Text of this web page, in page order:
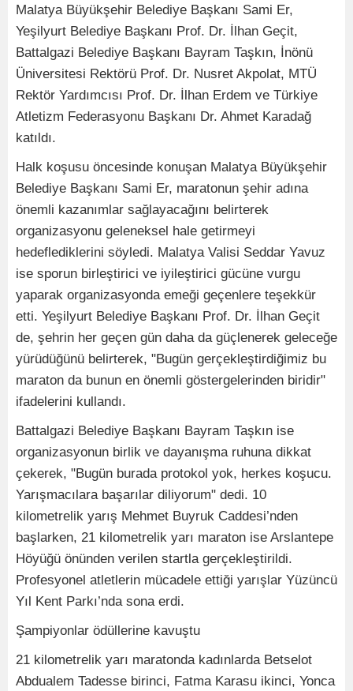
Malatya Büyükşehir Belediye Başkanı Sami Er,
Yeşilyurt Belediye Başkanı Prof. Dr. İlhan Geçit,
Battalgazi Belediye Başkanı Bayram Taşkın, İnönü
Üniversitesi Rektörü Prof. Dr. Nusret Akpolat, MTÜ
Rektör Yardımcısı Prof. Dr. İlhan Erdem ve Türkiye
Atletizm Federasyonu Başkanı Dr. Ahmet Karadağ
katıldı.
Halk koşusu öncesinde konuşan Malatya Büyükşehir
Belediye Başkanı Sami Er, maratonun şehir adına
önemli kazanımlar sağlayacağını belirterek
organizasyonu geleneksel hale getirmeyi
hedeflediklerini söyledi. Malatya Valisi Seddar Yavuz
ise sporun birleştirici ve iyileştirici gücüne vurgu
yaparak organizasyonda emeği geçenlere teşekkür
etti. Yeşilyurt Belediye Başkanı Prof. Dr. İlhan Geçit
de, şehrin her geçen gün daha da güçlenerek geleceğe
yürüdüğünü belirterek, "Bugün gerçekleştirdiğimiz bu
maraton da bunun en önemli göstergelerinden biridir"
ifadelerini kullandı.
Battalgazi Belediye Başkanı Bayram Taşkın ise
organizasyonun birlik ve dayanışma ruhuna dikkat
çekerek, "Bugün burada protokol yok, herkes koşucu.
Yarışmacılara başarılar diliyorum" dedi. 10
kilometrelik yarış Mehmet Buyruk Caddesi’nden
başlarken, 21 kilometrelik yarı maraton ise Arslantepe
Höyüğü önünden verilen startla gerçekleştirildi.
Profesyonel atletlerin mücadele ettiği yarışlar Yüzüncü
Yıl Kent Parkı’nda sona erdi.
Şampiyonlar ödüllerine kavuştu
21 kilometrelik yarı maratonda kadınlarda Betselot
Abdualem Tadesse birinci, Fatma Karasu ikinci, Yonca